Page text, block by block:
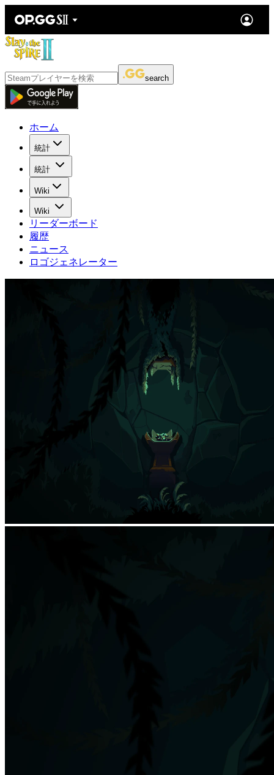
search
ホーム
統計
統計
Wiki
Wiki
リーダーボード
履歴
ニュース
ロゴジェネレーター